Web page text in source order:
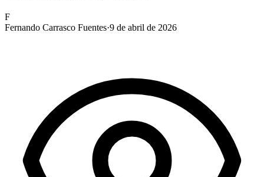
F
Fernando Carrasco Fuentes·9 de abril de 2026